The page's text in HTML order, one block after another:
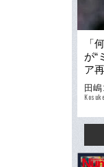
「
が“
ア
フ
田